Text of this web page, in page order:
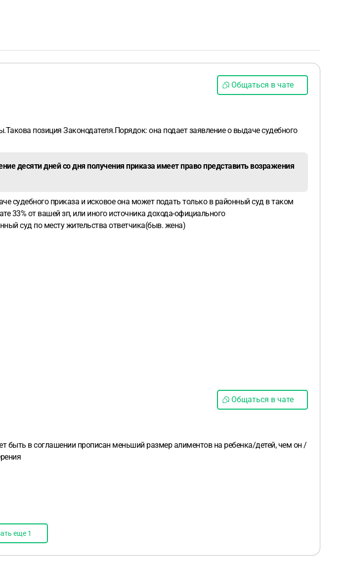
Общаться в чате
позиция Законодателя.Порядок: она подает заявление о выдаче судебного
десяти дней со дня получения приказа имеет право представить возражения
судебного приказа и исковое она может подать только в районный суд в таком
33% от вашей зп, или иного источника дохода-официального
суд по месту жительства ответчика(быв. жена)
Общаться в чате
быть в соглашении прописан меньший размер алиментов на ребенка/детей, чем он /
еще 1